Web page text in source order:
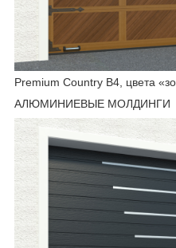
Premium Country B4, цвета
АЛЮМИНИЕВЫЕ МОЛДИНГИ